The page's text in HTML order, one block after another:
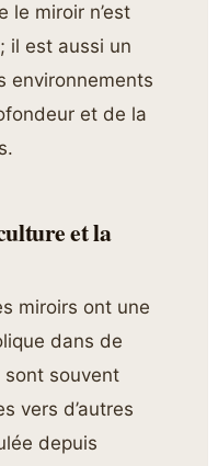
le miroir n’est
il est aussi un
environnements
et de la
et la
miroirs ont une
dans de
sont souvent
vers d’autres
depuis